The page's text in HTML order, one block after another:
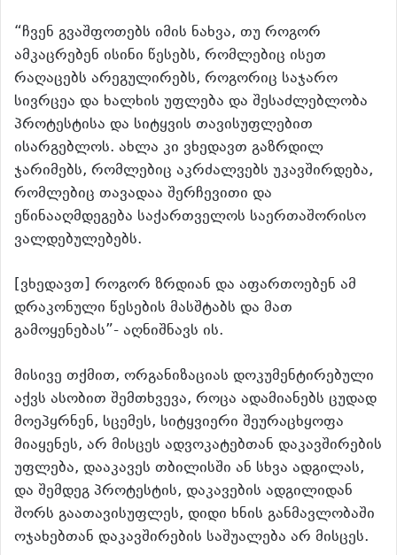
“ჩვენ გვაშფოთებს იმის ნახვა, თუ როგორ
ამკაცრებენ ისინი წესებს, რომლებიც ისეთ
რაღაცებს არეგულირებს, როგორიც საჯარო
სივრცეა და ხალხის უფლება და შესაძლებლობა
პროტესტისა და სიტყვის თავისუფლებით
ისარგებლოს. ახლა კი ვხედავთ გაზრდილ
ჯარიმებს, რომლებიც აკრძალვებს უკავშირდება,
რომლებიც თავადაა შერჩევითი და
ეწინააღმდეგება საქართველოს საერთაშორისო
ვალდებულებებს.
[ვხედავთ] როგორ ზრდიან და აფართოებენ ამ
დრაკონული წესების მასშტაბს და მათ
გამოყენებას”- აღნიშნავს ის.
მისივე თქმით, ორგანიზაციას დოკუმენტირებული
აქვს ასობით შემთხვევა, როცა ადამიანებს ცუდად
მოეპყრნენ, სცემეს, სიტყვიერი შეურაცხყოფა
მიაყენეს, არ მისცეს ადვოკატებთან დაკავშირების
უფლება, დააკავეს თბილისში ან სხვა ადგილას,
და შემდეგ პროტესტის, დაკავების ადგილიდან
შორს გაათავისუფლეს, დიდი ხნის განმავლობაში
ოჯახებთან დაკავშირების საშუალება არ მისცეს.